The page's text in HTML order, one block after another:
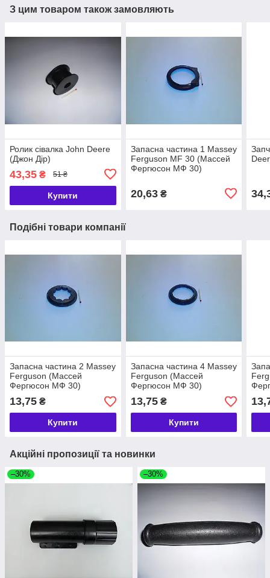
З цим товаром також замовляють
Ролик сівалка John Deere
(Джон Дір)
43,35 ₴ 51 ₴
Купити
Запасна частина 1 Massey
Ferguson MF 30 (Массей
Фергюсон МФ 30)
20,63₴
Подібні товари компанії
Запасна частина 2 Massey
Ferguson (Массей
Фергюсон МФ 30)
13,75 ₴
Купити
Запасна частина 4 Massey
Ferguson (Массей
Фергюсон МФ 30)
13,75₴
Купити
Акційні пропозиції та новинки
–30% –30%